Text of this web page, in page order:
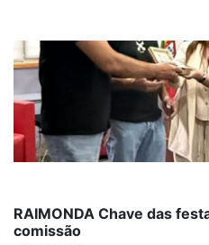
RAIMONDA Chave das
comissão